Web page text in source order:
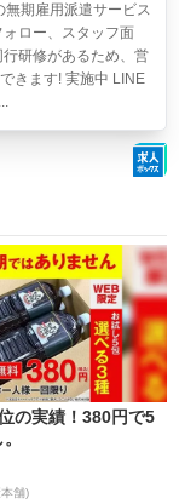
無期雇用派遣サービス
ロー、スタッフ面
研修があるため、営
きます! 実施中 LINE
の実績！380円で5
舗)